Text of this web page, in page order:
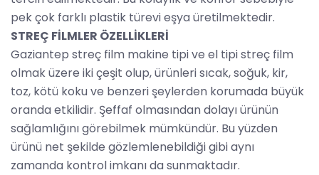
pek çok farklı plastik türevi eşya üretilmektedir.
STREÇ FİLMLER ÖZELLİKLERİ
Gaziantep streç film makine tipi ve el tipi streç film
olmak üzere iki çeşit olup, ürünleri sıcak, soğuk, kir,
toz, kötü koku ve benzeri şeylerden korumada büyük
oranda etkilidir. Şeffaf olmasından dolayı ürünün
sağlamlığını görebilmek mümkündür. Bu yüzden
ürünü net şekilde gözlemlenebildiği gibi aynı
zamanda kontrol imkanı da sunmaktadır.